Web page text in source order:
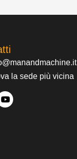
la sede più vicina